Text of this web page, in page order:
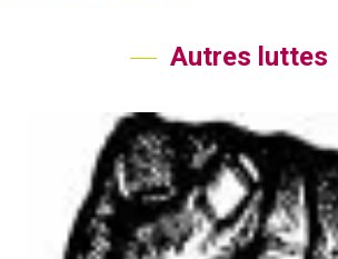
Autres luttes